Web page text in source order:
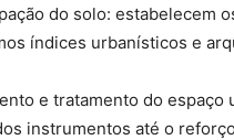
do solo: estabelecem
índices urbanísticos e
e tratamento do espaço
instrumentos até o